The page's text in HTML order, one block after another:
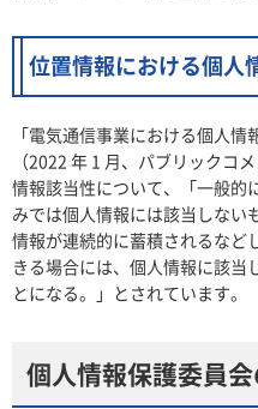
位置情報における個人
「電気通信事業における個人情
（2022 年 1 月、パブリックコ
情報該当性について、「一般的
みでは個人情報には該当しない
情報が連続的に蓄積されるなど
きる場合には、個人情報に該当
とになる。」とされています。
個人情報保護委員